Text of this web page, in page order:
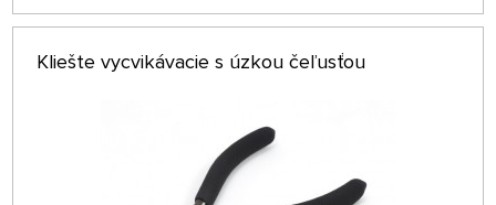
Kliešte vycvikávacie s úzkou čeľusťou